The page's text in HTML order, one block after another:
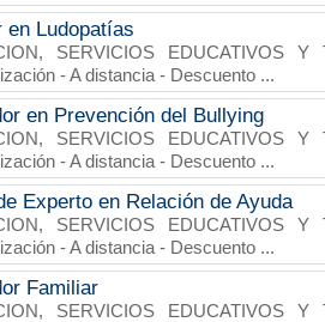
en Ludopatías
SERVICIOS EDUCATIVOS Y
- A distancia - Descuento ...
en Prevención del Bullying
SERVICIOS EDUCATIVOS Y
- A distancia - Descuento ...
Experto en Relación de Ayuda
SERVICIOS EDUCATIVOS Y
- A distancia - Descuento ...
Familiar
SERVICIOS EDUCATIVOS Y